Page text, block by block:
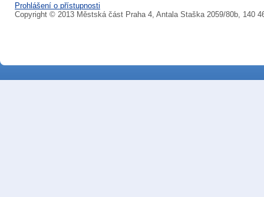
Prohlášení o přístupnosti
Copyright © 2013 Městská část Praha 4, Antala Staška 2059/80b, 140